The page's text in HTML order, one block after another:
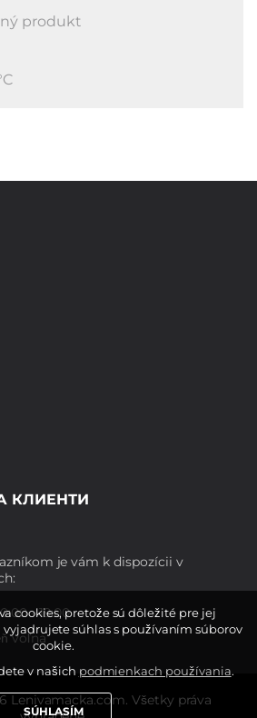
produkt
КЛИЕНТИ
je vám k dispozícii v
- 19:00
voľna
Lenivamacka.com. Všetky práva
cookies, pretože sú dôležité pre jej
súhlas s používaním súborov
cookie.
v našich podmienkach používania.
SÚHLASÍM